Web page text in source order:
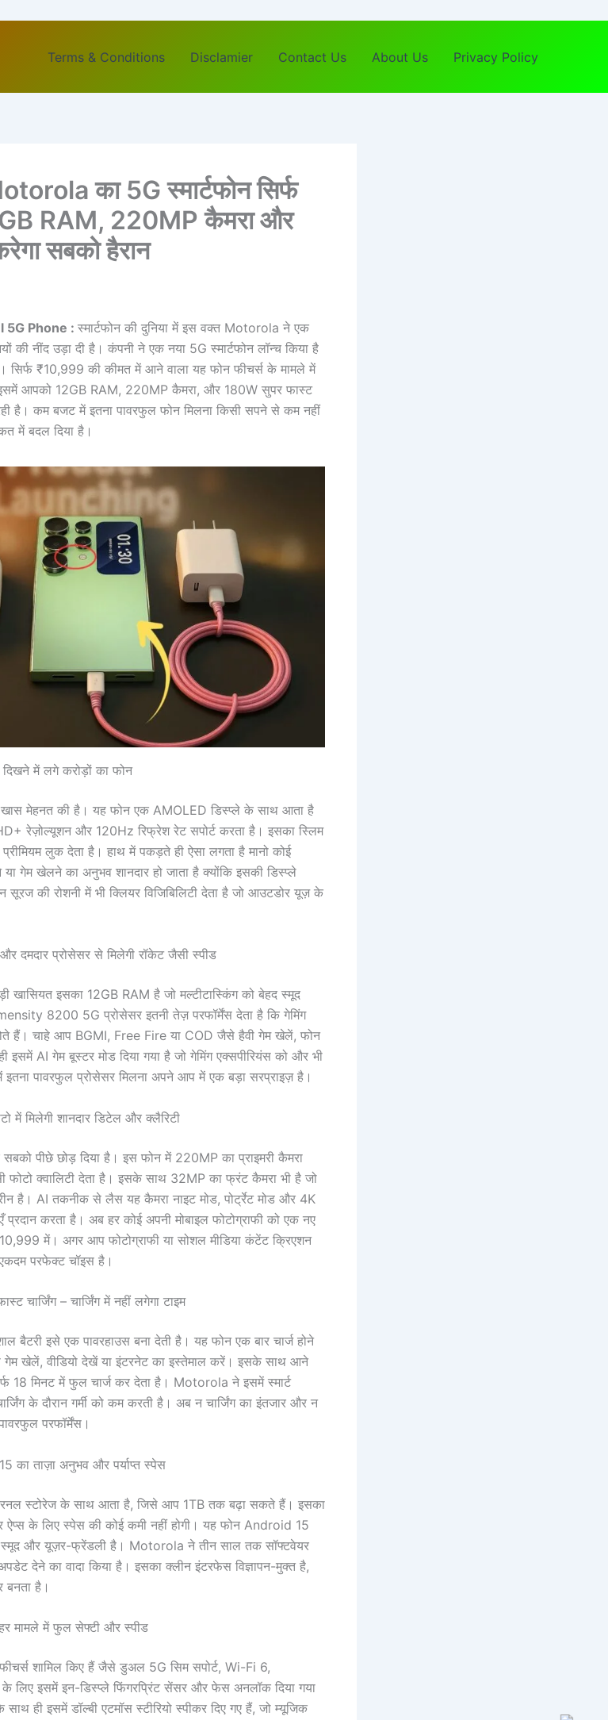
Terms & Conditions Disclamier Contact Us About Us Privacy Policy
का 5G स्मार्टफोन सिर्फ
RAM, 220MP कैमरा और
सबको हैरान
5G Phone : स्मार्टफोन की दुनिया में इस वक्त Motorola ने एक
की नींद उड़ा दी है। कंपनी ने एक नया 5G स्मार्टफोन लॉन्च किया है
सिर्फ ₹10,999 की कीमत में आने वाला यह फोन फीचर्स के मामले में
आपको 12GB RAM, 220MP कैमरा, और 180W सुपर फास्ट
रही है। कम बजट में इतना पावरफुल फोन मिलना किसी सपने से कम नहीं
में बदल दिया है।
दिखने में लगे करोड़ों का फोन
मेहनत की है। यह फोन एक AMOLED डिस्प्ले के साथ आता है
रेज़ोल्यूशन और 120Hz रिफ्रेश रेट सपोर्ट करता है। इसका स्लिम
लुक देता है। हाथ में पकड़ते ही ऐसा लगता है मानो कोई
गेम खेलने का अनुभव शानदार हो जाता है क्योंकि इसकी डिस्प्ले
की रोशनी में भी क्लियर विजिबिलिटी देता है जो आउटडोर यूज़ के
दमदार प्रोसेसर से मिलेगी रॉकेट जैसी स्पीड
इसका 12GB RAM है जो मल्टीटास्किंग को बेहद स्मूद
8200 5G प्रोसेसर इतनी तेज़ परफॉर्मेंस देता है कि गेमिंग
हैं। चाहे आप BGMI, Free Fire या COD जैसे हैवी गेम खेलें, फोन
AI गेम बूस्टर मोड दिया गया है जो गेमिंग एक्सपीरियंस को और भी
पावरफुल प्रोसेसर मिलना अपने आप में एक बड़ा सरप्राइज़ है।
में मिलेगी शानदार डिटेल और क्लैरिटी
पीछे छोड़ दिया है। इस फोन में 220MP का प्राइमरी कैमरा
फोटो क्वालिटी देता है। इसके साथ 32MP का फ्रंट कैमरा भी है जो
है। AI तकनीक से लैस यह कैमरा नाइट मोड, पोर्ट्रेट मोड और 4K
प्रदान करता है। अब हर कोई अपनी मोबाइल फोटोग्राफी को एक नए
में। अगर आप फोटोग्राफी या सोशल मीडिया कंटेंट क्रिएशन
परफेक्ट चॉइस है।
चार्जिंग – चार्जिंग में नहीं लगेगा टाइम
बैटरी इसे एक पावरहाउस बना देती है। यह फोन एक बार चार्ज होने
खेलें, वीडियो देखें या इंटरनेट का इस्तेमाल करें। इसके साथ आने
18 मिनट में फुल चार्ज कर देता है। Motorola ने इसमें स्मार्ट
के दौरान गर्मी को कम करती है। अब न चार्जिंग का इंतजार और न
परफॉर्मेंस।
का ताज़ा अनुभव और पर्याप्त स्पेस
स्टोरेज के साथ आता है, जिसे आप 1TB तक बढ़ा सकते हैं। इसका
के लिए स्पेस की कोई कमी नहीं होगी। यह फोन Android 15
स्मूद और यूज़र-फ्रेंडली है। Motorola ने तीन साल तक सॉफ्टवेयर
देने का वादा किया है। इसका क्लीन इंटरफेस विज्ञापन-मुक्त है,
बनता है।
हर मामले में फुल सेफ्टी और स्पीड
शामिल किए हैं जैसे डुअल 5G सिम सपोर्ट, Wi-Fi 6,
इसमें इन-डिस्प्ले फिंगरप्रिंट सेंसर और फेस अनलॉक दिया गया
ही इसमें डॉल्बी एटमॉस स्टीरियो स्पीकर दिए गए हैं, जो म्यूजिक